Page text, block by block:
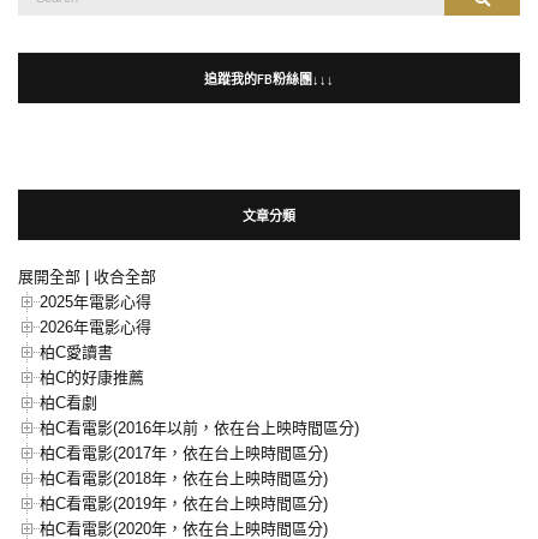
追蹤我的FB粉絲團↓↓↓
文章分類
展開全部
收合全部
2025年電影心得
2026年電影心得
柏C愛讀書
柏C的好康推薦
柏C看劇
柏C看電影(2016年以前，依在台上映時間區分)
柏C看電影(2017年，依在台上映時間區分)
柏C看電影(2018年，依在台上映時間區分)
柏C看電影(2019年，依在台上映時間區分)
柏C看電影(2020年，依在台上映時間區分)